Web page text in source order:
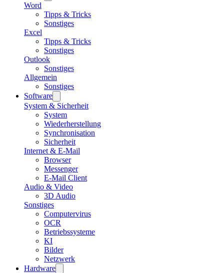
Word
Tipps & Tricks
Sonstiges
Excel
Tipps & Tricks
Sonstiges
Outlook
Sonstiges
Allgemein
Sonstiges
Software
System & Sicherheit
System
Wiederherstellung
Synchronisation
Sicherheit
Internet & E-Mail
Browser
Messenger
E-Mail Client
Audio & Video
3D Audio
Sonstiges
Computervirus
OCR
Betriebssysteme
KI
Bilder
Netzwerk
Hardware